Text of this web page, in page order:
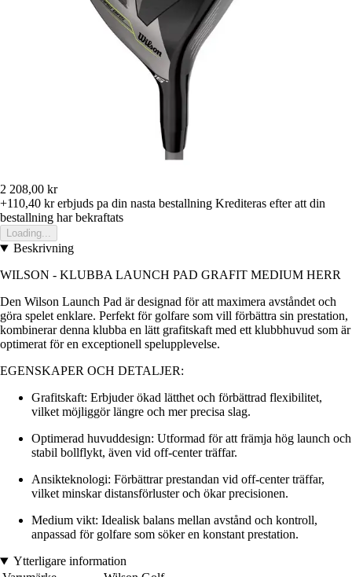
2 208,00 kr
+110,40 krerbjuds pa din nasta bestallning Krediteras efter att din
bestallning har bekraftats
Loading...
Beskrivning
WILSON - KLUBBA LAUNCH PAD GRAFIT MEDIUM HERR
Den Wilson Launch Pad är designad för att maximera avståndet och
göra spelet enklare. Perfekt för golfare som vill förbättra sin prestation,
kombinerar denna klubba en lätt grafitskaft med ett klubbhuvud som är
optimerat för en exceptionell spelupplevelse.
EGENSKAPER OCH DETALJER:
Grafitskaft: Erbjuder ökad lätthet och förbättrad flexibilitet,
vilket möjliggör längre och mer precisa slag.
Optimerad huvuddesign: Utformad för att främja hög launch och
stabil bollflykt, även vid off-center träffar.
Ansikteknologi: Förbättrar prestandan vid off-center träffar,
vilket minskar distansförluster och ökar precisionen.
Medium vikt: Idealisk balans mellan avstånd och kontroll,
anpassad för golfare som söker en konstant prestation.
Ytterligare information